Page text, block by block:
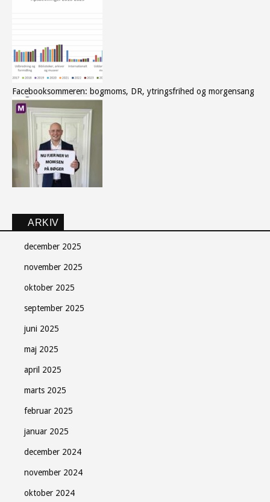
Facebooksommeren: bogmoms, DR, ytringsfrihed og morgensang
ARKIV
december 2025
november 2025
oktober 2025
september 2025
juni 2025
maj 2025
april 2025
marts 2025
februar 2025
januar 2025
december 2024
november 2024
oktober 2024